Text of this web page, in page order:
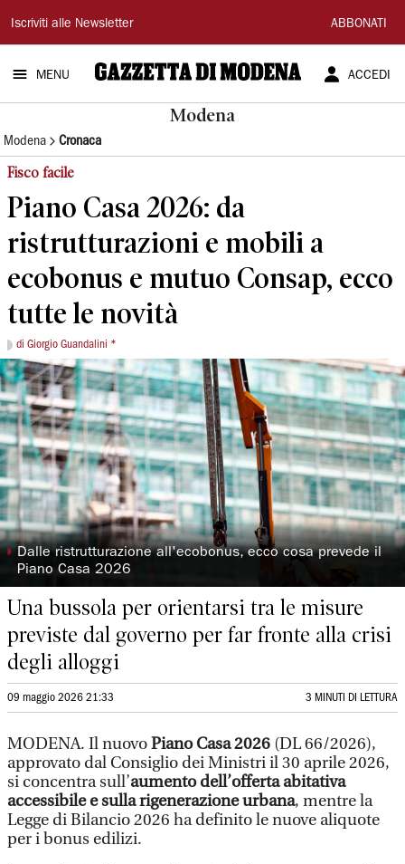
Gazzetta
di
Modena
Iscriviti alle Newsletter ABBONATI
MENU ACCEDI
Modena
Modena Cronaca
Fisco facile
Piano Casa 2026: da
ristrutturazioni e mobili a
ecobonus e mutuo Consap, ecco
tutte le novità
di Giorgio Guandalini *
◗ Dalle ristrutturazione all'ecobonus, ecco cosa prevede il
Piano Casa 2026
Una bussola per orientarsi tra le misure
previste dal governo per far fronte alla crisi
degli alloggi
09 maggio 2026 21:33 3 MINUTI DI LETTURA
MODENA. Il nuovoPiano Casa 2026 (DL 66/2026),
approvato dal Consiglio dei Ministri il 30 aprile 2026,
si concentra sull’aumento dell’offerta abitativa
accessibile e sulla rigenerazione urbana, mentre la
Legge di Bilancio 2026 ha definito le nuove aliquote
per i bonus edilizi.